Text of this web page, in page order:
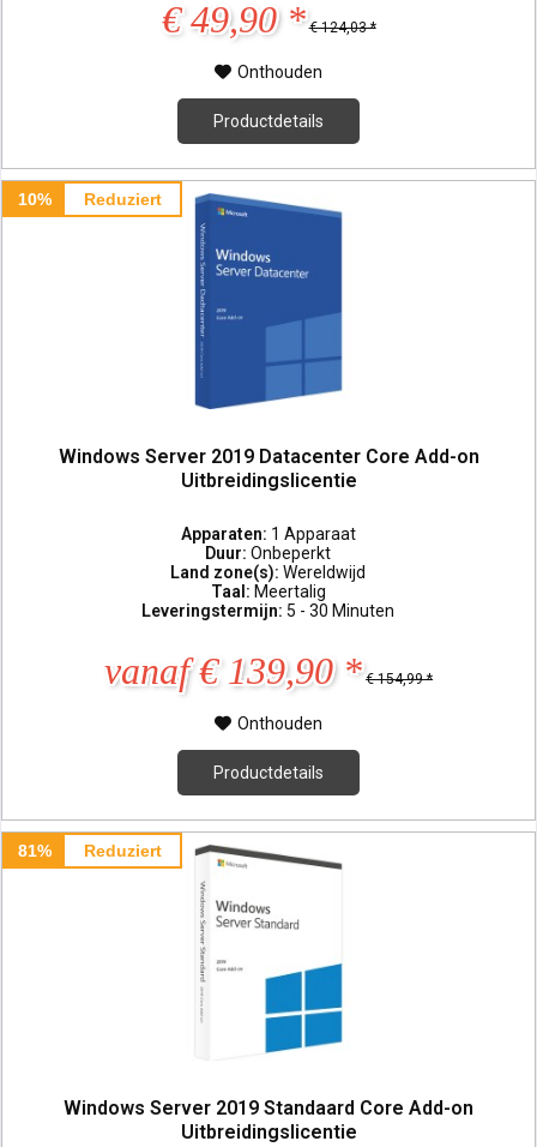
€ 49,90 * € 124,03 *
Onthouden
Productdetails
10% Reduziert
Windows Server 2019 Datacenter Core Add-on
Uitbreidingslicentie
Apparaten: 1 Apparaat
Duur:Onbeperkt
Land zone(s):Wereldwijd
Taal: Meertalig
Leveringstermijn: 5 - 30 Minuten
vanaf € 139,90 * € 154,99 *
Onthouden
Productdetails
81% Reduziert
Windows Server 2019 Standaard Core Add-on
Uitbreidingslicentie